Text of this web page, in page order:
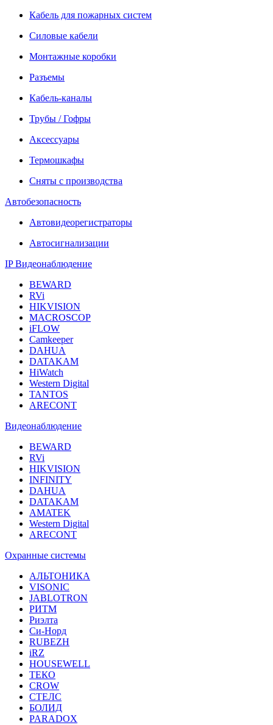
Кабель для пожарных систем
Силовые кабели
Монтажные коробки
Разъемы
Кабель-каналы
Трубы / Гофры
Аксессуары
Термошкафы
Сняты с производства
Автобезопасность
Автовидеорегистраторы
Автосигнализации
IP Видеонаблюдение
BEWARD
RVi
HIKVISION
MACROSCOP
iFLOW
Camkeeper
DAHUA
DATAKAM
HiWatch
Western Digital
TANTOS
ARECONT
Видеонаблюдение
BEWARD
RVi
HIKVISION
INFINITY
DAHUA
DATAKAM
AMATEK
Western Digital
ARECONT
Охранные системы
АЛЬТОНИКА
VISONIC
JABLOTRON
РИТМ
Риэлта
Си-Норд
RUBEZH
iRZ
HOUSEWELL
ТЕКО
CROW
СТЕЛС
БОЛИД
PARADOX